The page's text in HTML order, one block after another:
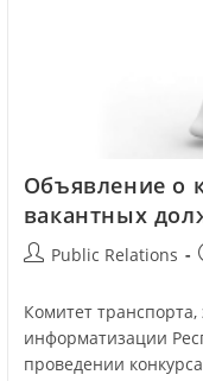
Объявление о
вакантных
Public Relations
Комитет транспорта,
информатизации
проведении